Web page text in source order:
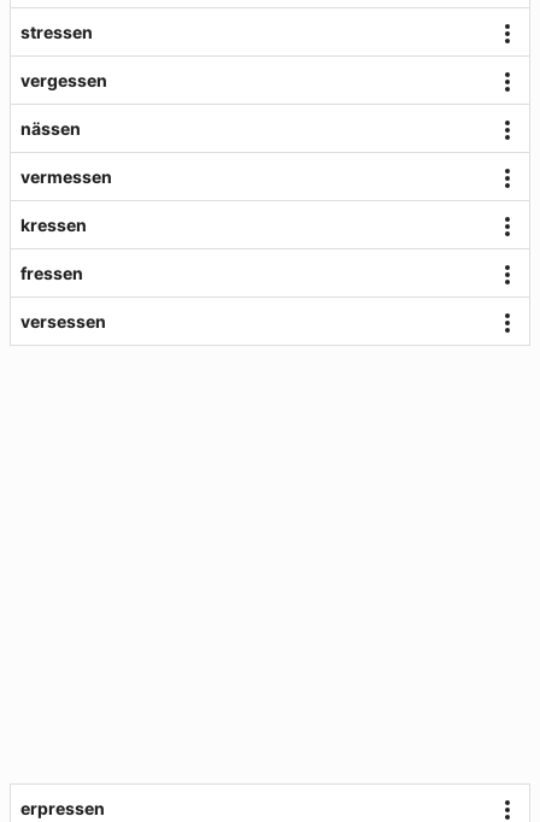
stressen
vergessen
nässen
vermessen
kressen
fressen
versessen
erpressen